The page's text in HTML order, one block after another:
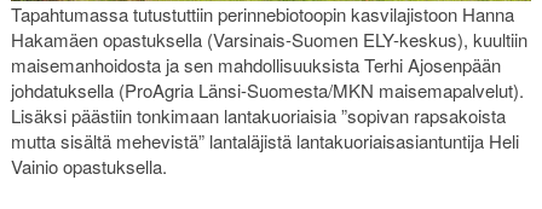
Tapahtumassa tutustuttiin perinnebiotoopin kasvilajistoon Hanna
Hakamäen opastuksella (Varsinais-Suomen ELY-keskus), kuultiin
maisemanhoidosta ja sen mahdollisuuksista Terhi Ajosenpään
johdatuksella (ProAgria Länsi-Suomesta/MKN maisemapalvelut).
Lisäksi päästiin tonkimaan lantakuoriaisia ”sopivan rapsakoista
mutta sisältä mehevistä” lantaläjistä lantakuoriaisasiantuntija Heli
Vainio opastuksella.